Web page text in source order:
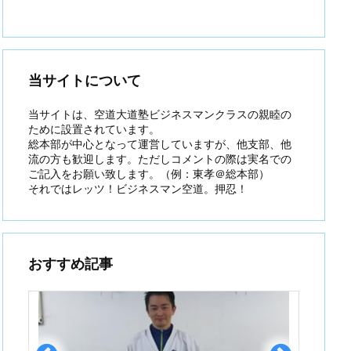
当サイトについて
当サイトは、空道大道塾ビジネスマンクラスの親睦の
ために設置されています。
総本部が中心となって運営していますが、他支部、他
流の方も歓迎します。ただしコメントの際は実名での
ご記入をお願い致します。（例：東孝＠総本部）
それではレッツ！ビジネスマン空道。押忍！
おすすめ記事